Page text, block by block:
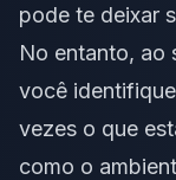
pode te deixar
No entanto, ao
você
vezes o que
como o